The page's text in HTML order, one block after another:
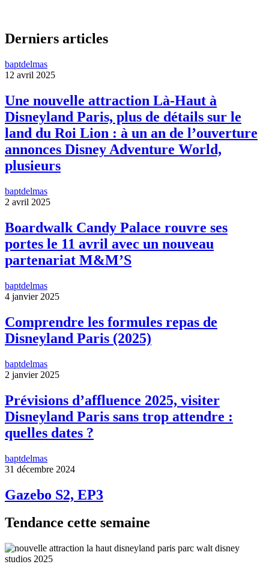
Derniers articles
baptdelmas
12 avril 2025
Une nouvelle attraction Là-Haut à
Disneyland Paris, plus de détails sur le
land du Roi Lion : à un an de l’ouverture
annonces Disney Adventure World,
plusieurs
baptdelmas
2 avril 2025
Boardwalk Candy Palace rouvre ses
portes le 11 avril avec un nouveau
partenariat M&M’S
baptdelmas
4 janvier 2025
Comprendre les formules repas de
Disneyland Paris (2025)
baptdelmas
2 janvier 2025
Prévisions d’affluence 2025, visiter
Disneyland Paris sans trop attendre :
quelles dates ?
baptdelmas
31 décembre 2024
Gazebo S2, EP3
Tendance cette semaine